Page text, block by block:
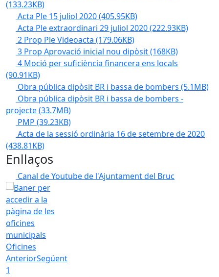
(133.23KB)
Acta Ple 15 juliol 2020(405.95KB)
Acta Ple extraordinari 29 juliol 2020(222.93KB)
2 Prop Ple Videoacta (179.06KB)
3 Prop Aprovació inicial nou dipòsit(168KB)
4 Moció per suficiència financera ens locals
(90.91KB)
Obra pública dipòsit BR i bassa de bombers (5.1MB)
Obra pública dipòsit BR i bassa de bombers -
projecte(33.7MB)
PMP (39.23KB)
Acta de la sessió ordinària 16 de setembre de 2020
(438.81KB)
Enllaços
Canal de Youtube de l'Ajuntament del Bruc
Oficines
AnteriorSegüent
1